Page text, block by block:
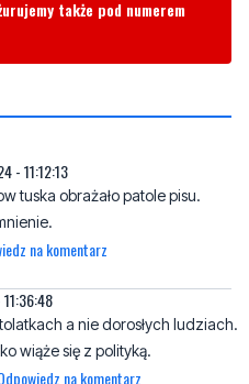
tuska obrażało patole pisu.
na komentarz
a nie dorosłych ludziach.
na komentarz
sobota, 13 stycznia 2024 - 12:29:20